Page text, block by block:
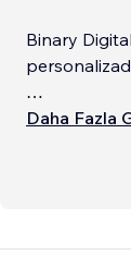
Binary
Con 15
Daha Fazla